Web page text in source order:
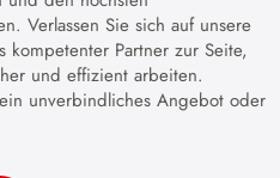
Verlassen Sie sich auf unsere
Partner zur Seite,
und effizient arbeiten.
unverbindliches Angebot oder